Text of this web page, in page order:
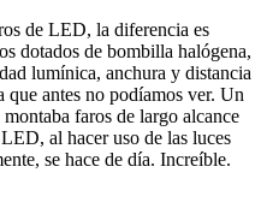
de LED, la diferencia es
dotados de bombilla halógena,
lumínica, anchura y distancia
antes no podíamos ver. Un
faros de largo alcance
al hacer uso de las luces
se hace de día. Increíble.